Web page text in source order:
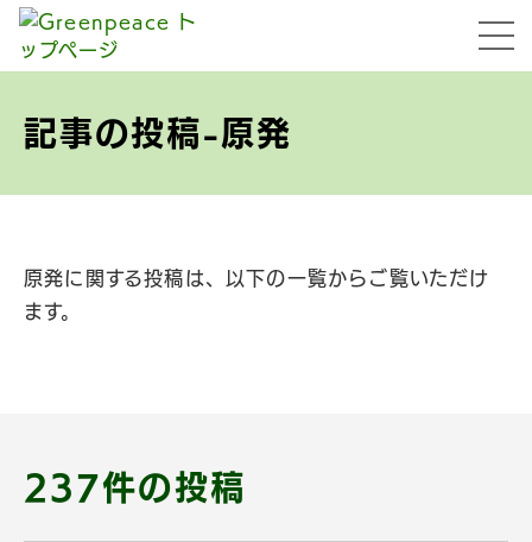
本文へ移動
menu
記事の投稿-原発
原発に関する投稿は、以下の一覧からご覧いただけ
ます。
237件の投稿